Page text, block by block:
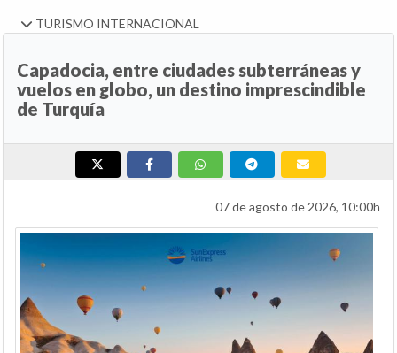
TURISMO INTERNACIONAL
Capadocia, entre ciudades subterráneas y
vuelos en globo, un destino imprescindible
de Turquía
07 de agosto de 2026, 10:00h